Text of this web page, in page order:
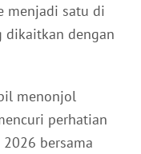
menjadi satu di
dikaitkan dengan
menonjol
perhatian
bersama